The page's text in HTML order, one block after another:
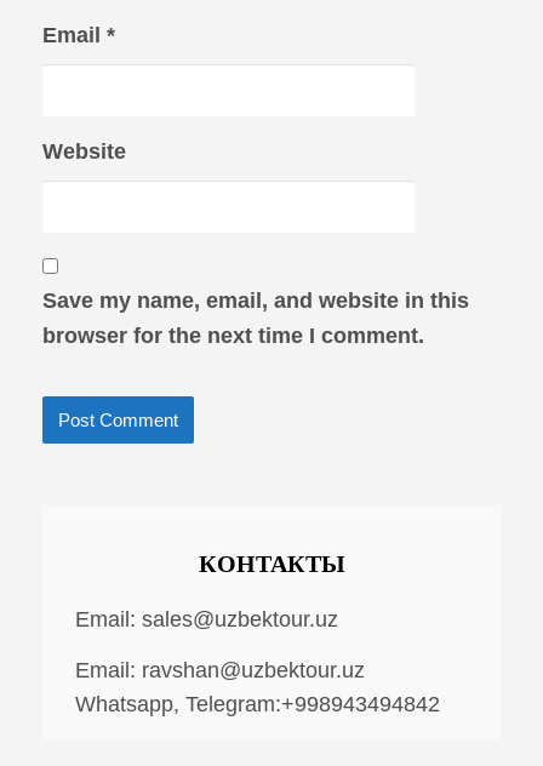
Email *
Website
Save my name, email, and website in this
browser for the next time I comment.
КОНТАКТЫ
Email: sales@uzbektour.uz
Email: ravshan@uzbektour.uz
Whatsapp, Telegram:+998943494842